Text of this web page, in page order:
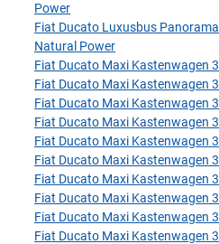
Power
Fiat Ducato Luxusbus
Natural Power
Fiat Ducato Maxi Kastenwagen
Fiat Ducato Maxi Kastenwagen
Fiat Ducato Maxi Kastenwagen
Fiat Ducato Maxi Kastenwagen
Fiat Ducato Maxi Kastenwagen
Fiat Ducato Maxi Kastenwagen
Fiat Ducato Maxi Kastenwagen
Fiat Ducato Maxi Kastenwagen
Fiat Ducato Maxi Kastenwagen
Fiat Ducato Maxi Kastenwagen